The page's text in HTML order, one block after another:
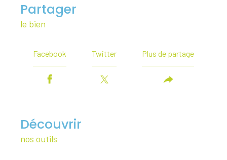
partager
le bien
Facebook Twitter Plus de partage
découvrir
nos outils